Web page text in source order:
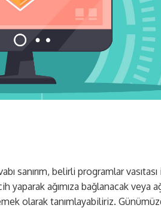
sanırım, belirli programlar
yaparak ağımıza bağlanacak veya
olarak tanımlayabiliriz.